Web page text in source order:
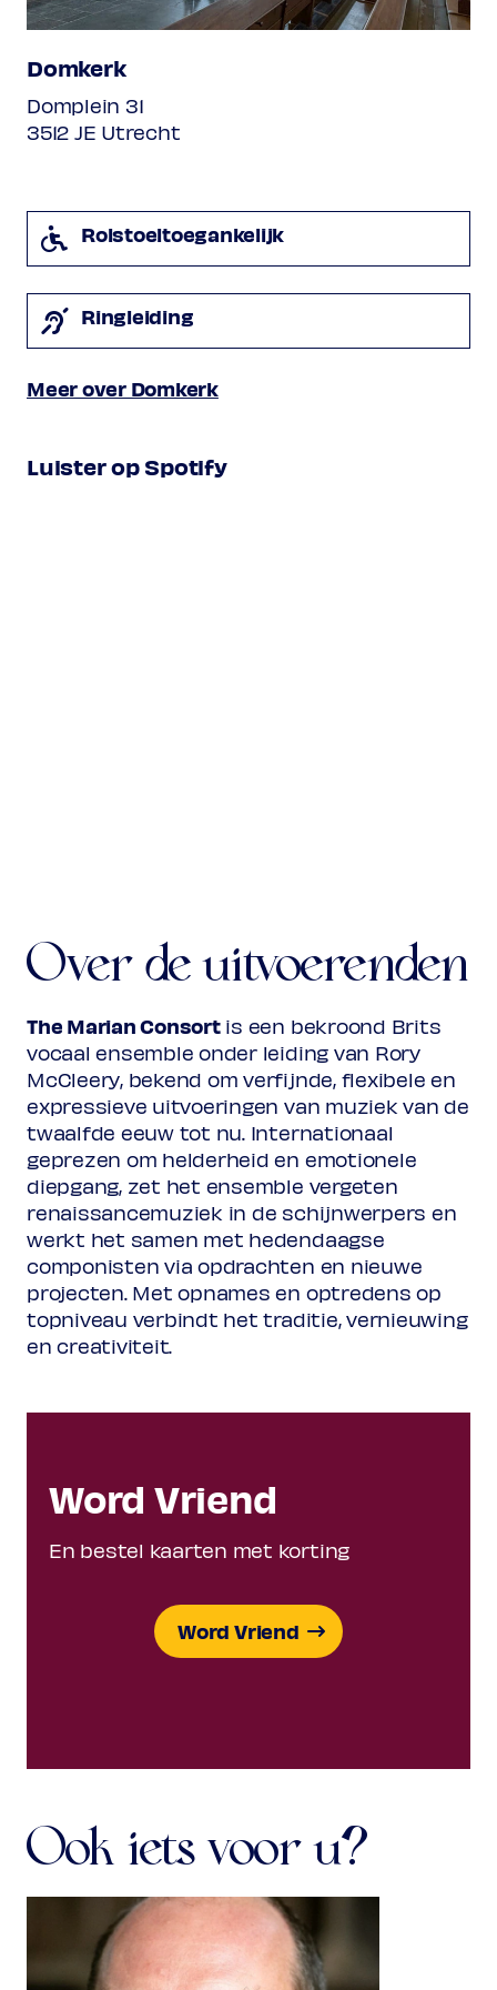
Tomás Luis de Victoria
Ave regina caelorum a8
1545-1611
Vicente Lusitano
Aspice Domine a6
Regina caeli laetare a7
Vicente Lusitano
Inviolata
Domkerk
Domplein 31
3512 JE Utrecht
Rolstoeltoegankelijk
Ringleiding
Meer over Domkerk
Luister op Spotify
Over de uitvoerenden
The Marian Consortis een bekroond Brits
vocaal ensemble onder leiding van Rory
McCleery, bekend om verfijnde, flexibele en
expressieve uitvoeringen van muziek van de
twaalfde eeuw tot nu. Internationaal
geprezen om helderheid en emotionele
diepgang, zet het ensemble vergeten
renaissancemuziek in de schijnwerpers en
werkt het samen met hedendaagse
componisten via opdrachten en nieuwe
projecten. Met opnames en optredens op
topniveau verbindt het traditie, vernieuwing
en creativiteit.
Word Vriend
En bestel kaarten met korting
Word Vriend
Ook iets voor u?